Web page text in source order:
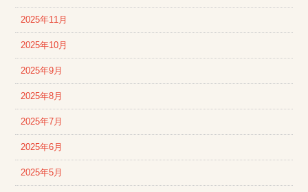
2025年11月
2025年10月
2025年9月
2025年8月
2025年7月
2025年6月
2025年5月